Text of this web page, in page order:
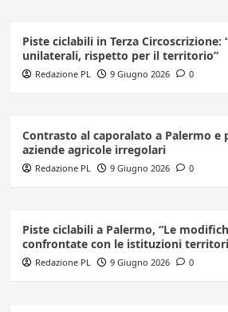
Piste ciclabili in Terza Circoscrizione:
unilaterali, rispetto per il territorio”
Redazione PL 9 Giugno 2026 0
Contrasto al caporalato a Palermo e
aziende agricole irregolari
Redazione PL 9 Giugno 2026 0
Piste ciclabili a Palermo, “Le
confrontate con le istituzioni
Redazione PL 9 Giugno 2026 0